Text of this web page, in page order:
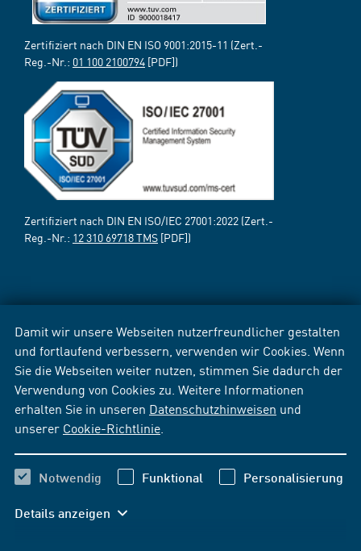
Damit wir unsere Webseiten nutzerfreundlicher gestalten
und fortlaufend verbessern, verwenden wir Cookies. Wenn
Sie die Webseiten weiter nutzen, stimmen Sie dadurch der
Verwendung von Cookies zu. Weitere Informationen
erhalten Sie in unseren Datenschutzhinweisen und
unserer Cookie-Richtlinie
Notwendig Funktional Personalisierung
Details anzeigen
Zertifiziert nach DIN EN ISO 9001:2015-11 (Zert.-
Reg.-Nr.: 01 100 2100794 [PDF])
Zertifiziert nach DIN EN ISO/IEC 27001:2022 (Zert.-
Reg.-Nr.: 12 310 69718 TMS [PDF])